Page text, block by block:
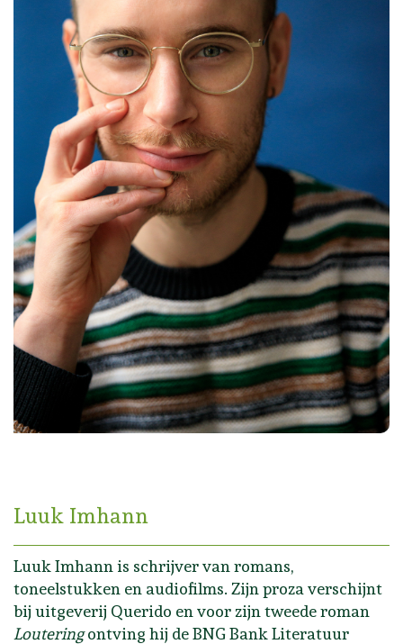
Luuk Imhann
Luuk Imhann is schrijver van romans,
toneelstukken en audiofilms. Zijn proza verschijnt
bij uitgeverij Querido en voor zijn tweede roman
Louteringontving hij de BNG Bank Literatuur